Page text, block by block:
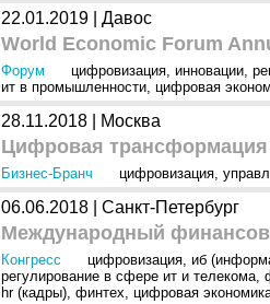
22.01.2019 | Давос
World Economic Forum
Форум цифровизация, инновации,
ит в промышленности, цифровая
28.11.2018 | Москва
Цифровая трансформация
Бизнес-Бранч цифровизация,
06.06.2018 | Санкт-Петербург
Международный
Конгресс цифровизация, иб
регулирование в сфере ит и телекома,
hr (кадры), финтех, цифровая